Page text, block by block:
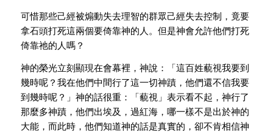
可惜那些己經被煽動失去理智的群眾己經失去控制，竟要
拿石頭打死這兩個要倚靠神的人。但是神會允許他們打死
倚靠祂的人嗎？
神的榮光立刻顯現在會幕裡，神說：「這百姓藐視我要到
幾時呢？我在他們中間行了這一切神蹟，他們還不信我要
到幾時呢？」神的話很重：「藐視」表示看不起，神行了
那麼多神蹟，他們出埃及，過紅海，哪一樣不是出於神的
大能，而此時，他們知道神的話是真實的，卻不肯相信神